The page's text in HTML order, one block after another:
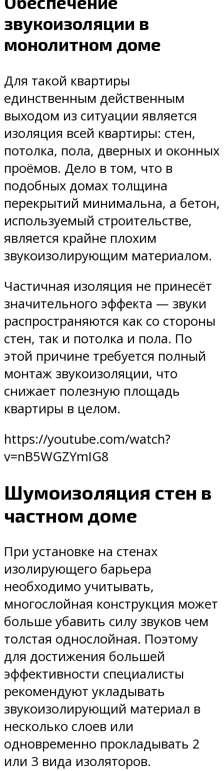
звукоизоляции в
монолитном доме
Для такой квартиры
единственным действенным
выходом из ситуации является
изоляция всей квартиры: стен,
потолка, пола, дверных и оконных
проёмов. Дело в том, что в
подобных домах толщина
перекрытий минимальна, а бетон,
используемый строительстве,
является крайне плохим
звукоизолирующим материалом.
Частичная изоляция не принесёт
значительного эффекта — звуки
распространяются как со стороны
стен, так и потолка и пола. По
этой причине требуется полный
монтаж звукоизоляции, что
снижает полезную площадь
квартиры в целом.
https://youtube.com/watch?
v=nB5WGZYmIG8
Шумоизоляция стен в
частном доме
При установке на стенах
изолирующего барьера
необходимо учитывать,
многослойная конструкция может
больше убавить силу звуков чем
толстая однослойная. Поэтому
для достижения большей
эффективности специалисты
рекомендуют укладывать
звукоизолирующий материал в
несколько слоев или
одновременно прокладывать 2
или 3 вида изоляторов.